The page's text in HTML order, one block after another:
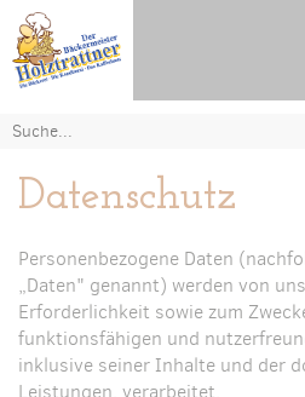
Datenschutz
Personenbezogene Daten
„Daten" genannt) werden von
Erforderlichkeit sowie zum
funktionsfähigen und
inklusive seiner Inhalte und der
Leistungen, verarbeitet.